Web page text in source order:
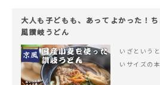
大人も子どもも、あってよかった！
風讃岐うどん
いざという
いサイズの